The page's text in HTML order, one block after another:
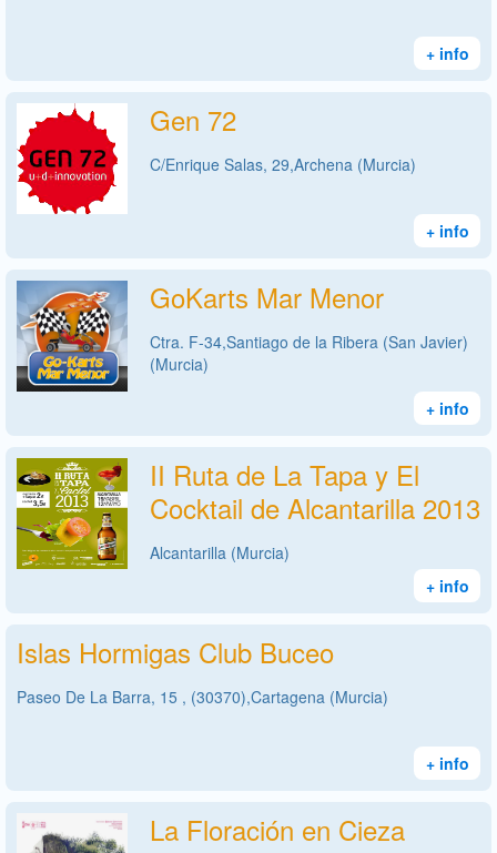
+ info
Gen 72
C/Enrique Salas, 29,Archena (Murcia)
+ info
GoKarts Mar Menor
Ctra. F-34,Santiago de la Ribera (San Javier)
(Murcia)
+ info
II Ruta de La Tapa y El
Cocktail de Alcantarilla 2013
Alcantarilla (Murcia)
+ info
Islas Hormigas Club Buceo
Paseo De La Barra, 15 , (30370),Cartagena (Murcia)
+ info
La Floración en Cieza